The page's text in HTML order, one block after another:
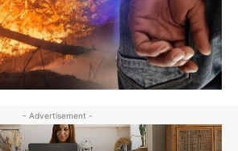
- Advertisement -